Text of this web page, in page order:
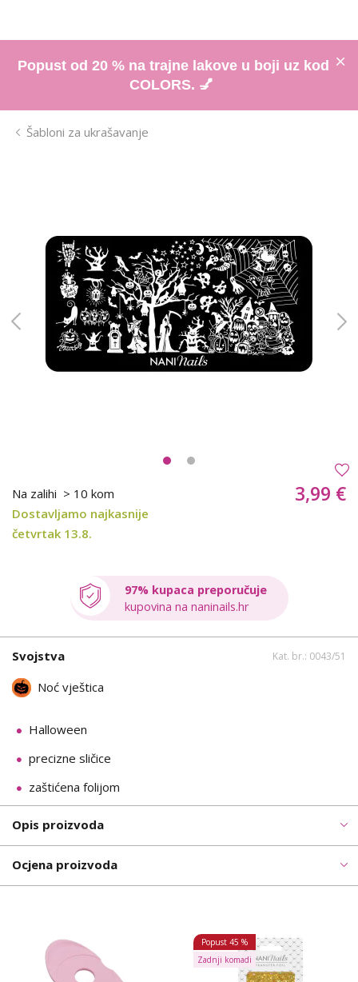
Popust od 20 % na trajne lakove u boji uz kod
COLORS. 💅
Šabloni za ukrašavanje
Na zalihi > 10 kom
Dostavljamo najkasnije
četvrtak 13.8.
3,99 €
97% kupaca preporučuje
kupovina na naninails.hr
Svojstva Kat. br.: 0043/51
Noć vještica
Halloween
precizne sličice
zaštićena folijom
Opis proizvoda
Ocjena proizvoda
Popust 45 %
Zadnji komadi